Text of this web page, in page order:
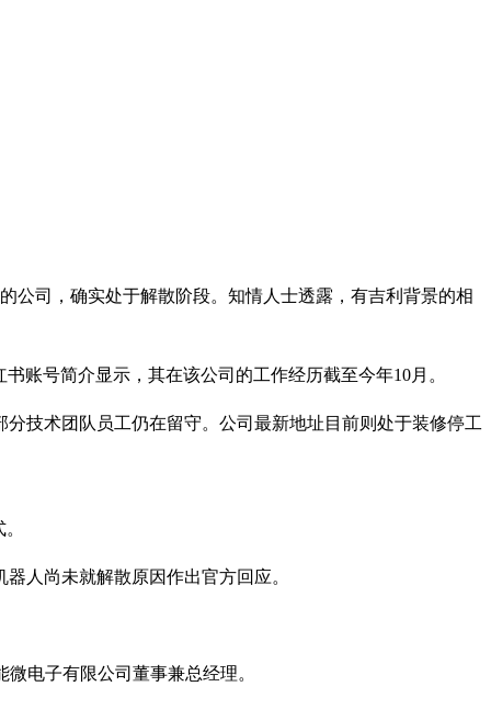
公司，确实处于解散阶段。知情人士透露，有吉利背景的相
账号简介显示，其在该公司的工作经历截至今年10月。
技术团队员工仍在留守。公司最新地址目前则处于装修停工
人尚未就解散原因作出官方回应。
电子有限公司董事兼总经理。